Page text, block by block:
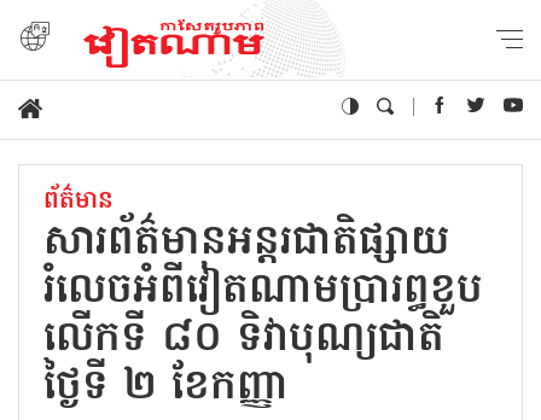
ព័ត៌មាន
សារព័ត៌មានអន្តរជាតិផ្សាយ​
រំលេចអំពីវៀតណាមប្រារព្ធខួប
លើកទី ៨០ ទិវាបុណ្យជាតិ
ថ្ងៃទី ២ ខែកញ្ញា